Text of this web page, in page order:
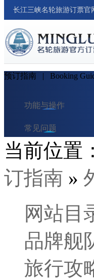
长江三峡名轮旅游订票
预订指南 | Booking
功能与操作
常见问题
订单与支付
预订指南
当前位置：
订指南 »
网站目
品牌舰
旅行攻